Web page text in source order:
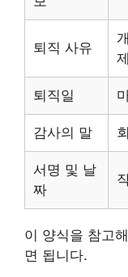
퇴직 사유
퇴직일
감사의 말
서명 및 날
짜
이 양식을 참고
면 됩니다.